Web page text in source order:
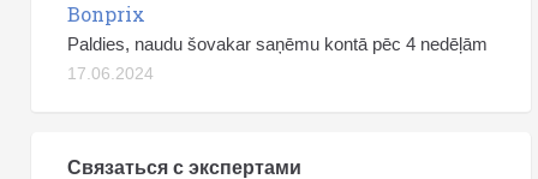
Bonprix
Paldies, naudu šovakar saņēmu kontā pēc 4 nedēļām
17.06.2024
Связаться с экспертами